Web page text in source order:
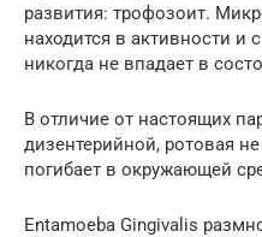
развития: трофозоит.
находится в активности и
никогда не впадает в
В отличие от настоящих
дизентерийной, ротовая
погибает в окружающей
Entamoeba Gingivalis